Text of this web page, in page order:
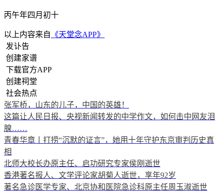
丙午年四月初十
以上内容来自 《天堂念APP》
发讣告
创建家谱
下载官方APP
创建祠堂
社会热点
张军桥，山东的儿子，中国的英雄！
这篇让人民日报、央视新闻转发的中学作文，如何击中网友泪
腺……
青春华章丨打捞“沉默的证言”，她用十年守护东京审判历史真
相
北师大校长办原主任、启功研究专家侯刚逝世
香港著名报人、文学评论家胡菊人逝世，享年92岁
著名急诊医学专家、北京协和医院急诊科原主任周玉淑逝世